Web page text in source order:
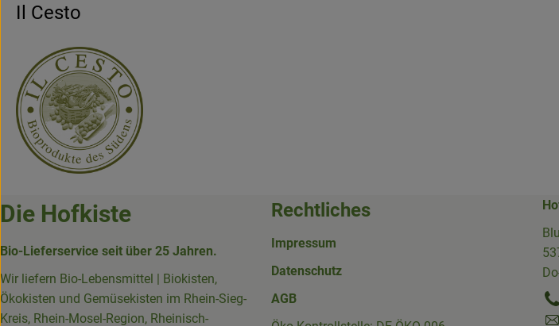
Il Cesto
Die Hofkiste
Bio-Lieferservice seit über 25 Jahren.
Wir liefern Bio-Lebensmittel | Biokisten,
Ökokisten und Gemüsekisten im Rhein-Sieg-
Kreis, Rhein-Mosel-Region, Rheinisch-
Rechtliches
Impressum
Datenschutz
AGB